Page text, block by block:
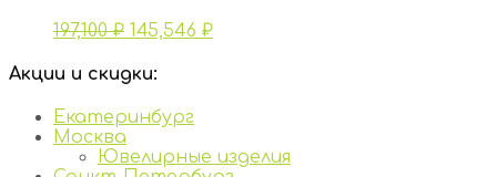
197,100₽ 145,546 ₽
Акции и скидки:
Екатеринбург
Москва
Ювелирные изделия